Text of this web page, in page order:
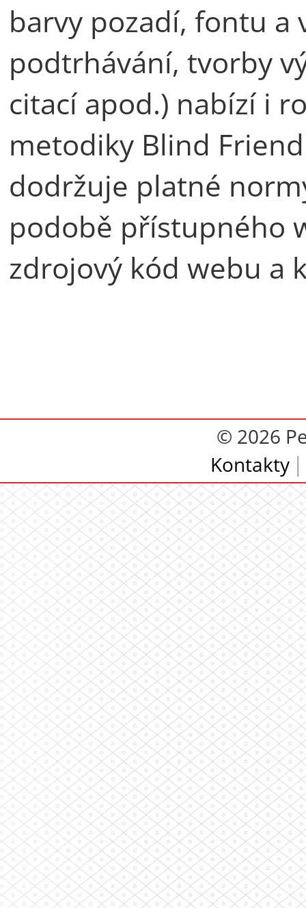
barvy pozadí, fontu a
podtrhávání, tvorby
citací apod.) nabízí i
metodiky Blind
dodržuje platné
podobě přístupného
zdrojový kód webu a
© 2026
Kontakty